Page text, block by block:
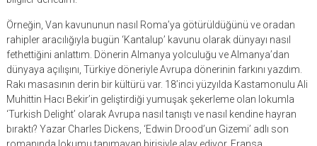
Örneğin, Van kavununun nasıl Roma’ya götürüldüğünü ve oradan
rahipler aracılığıyla bugün ‘Kantalup’ kavunu olarak dünyayı nasıl
fethettiğini anlattım. Dönerin Almanya yolculuğu ve Almanya’dan
dünyaya açılışını, Türkiye döneriyle Avrupa dönerinin farkını yazdım.
Rakı masasının derin bir kültürü var. 18’inci yüzyılda Kastamonulu Ali
Muhittin Hacı Bekir’in geliştirdiği yumuşak şekerleme olan lokumla
‘Turkish Delight’ olarak Avrupa nasıl tanıştı ve nasıl kendine hayran
bıraktı? Yazar Charles Dickens, ‘Edwin Drood’un Gizemi’ adlı son